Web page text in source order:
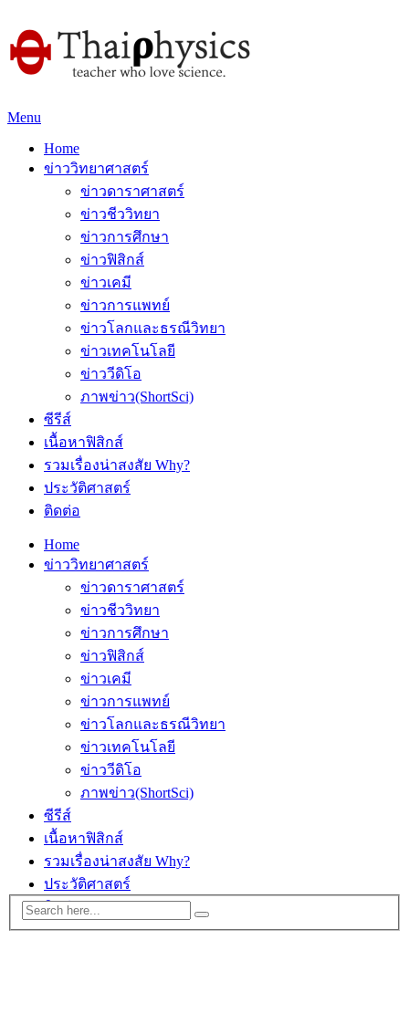
Menu
Home
ข่าววิทยาศาสตร์
ข่าวดาราศาสตร์
ข่าวชีววิทยา
ข่าวการศึกษา
ข่าวฟิสิกส์
ข่าวเคมี
ข่าวการแพทย์
ข่าวโลกและธรณีวิทยา
ข่าวเทคโนโลยี
ข่าววีดิโอ
ภาพข่าว(ShortSci)
ซีรีส์
เนื้อหาฟิสิกส์
รวมเรื่องน่าสงสัย Why?
ประวัติศาสตร์
ติดต่อ
Home
ข่าววิทยาศาสตร์
ข่าวดาราศาสตร์
ข่าวชีววิทยา
ข่าวการศึกษา
ข่าวฟิสิกส์
ข่าวเคมี
ข่าวการแพทย์
ข่าวโลกและธรณีวิทยา
ข่าวเทคโนโลยี
ข่าววีดิโอ
ภาพข่าว(ShortSci)
ซีรีส์
เนื้อหาฟิสิกส์
รวมเรื่องน่าสงสัย Why?
ประวัติศาสตร์
ติดต่อ